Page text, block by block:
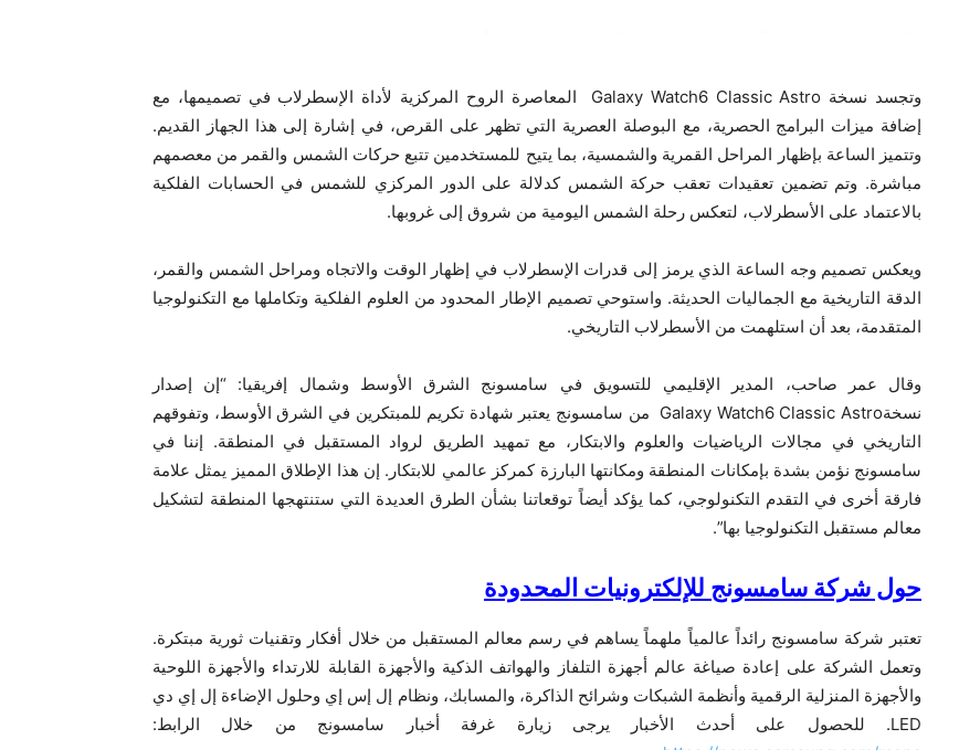
وتجسد نسخة Galaxy Watch6 Classic Astro المعاصرة الروح المركزية لأداة الإسطرلاب في تصميمها، مع
إضافة ميزات البرامج الحصرية، مع البوصلة العصرية التي تظهر على القرص، في إشارة إلى هذا الجهاز القديم.
وتتميز الساعة بإظهار المراحل القمرية والشمسية، بما يتيح للمستخدمين تتبع حركات الشمس والقمر من معصمهم
مباشرة. وتم تضمين تعقيدات تعقب حركة الشمس كدلالة على الدور المركزي للشمس في الحسابات الفلكية
بالاعتماد على الأسطرلاب، لتعكس رحلة الشمس اليومية من شروق إلى غروبها.
ويعكس تصميم وجه الساعة الذي يرمز إلى قدرات الإسطرلاب في إظهار الوقت والاتجاه ومراحل الشمس والقمر،
الدقة التاريخية مع الجماليات الحديثة. واستوحي تصميم الإطار المحدود من العلوم الفلكية وتكاملها مع التكنولوجيا
المتقدمة، بعد أن استلهمت من الأسطرلاب التاريخي.
وقال عمر صاحب، المدير الإقليمي للتسويق في سامسونج الشرق الأوسط وشمال إفريقيا: “إن إصدار
نسخةGalaxy Watch6 Classic Astro من سامسونج يعتبر شهادة تكريم للمبتكرين في الشرق الأوسط، وتفوقهم
التاريخي في مجالات الرياضيات والعلوم والابتكار، مع تمهيد الطريق لرواد المستقبل في المنطقة. إننا في
سامسونج نؤمن بشدة بإمكانات المنطقة ومكانتها البارزة كمركز عالمي للابتكار. إن هذا الإطلاق المميز يمثل علامة
فارقة أخرى في التقدم التكنولوجي، كما يؤكد أيضاً توقعاتنا بشأن الطرق العديدة التي ستنتهجها المنطقة لتشكيل
معالم مستقبل التكنولوجيا بها”.
حول شركة سامسونج للإلكترونيات المحدودة
تعتبر شركة سامسونج رائداً عالمياً ملهماً يساهم في رسم معالم المستقبل من خلال أفكار وتقنيات ثورية مبتكرة.
وتعمل الشركة على إعادة صياغة عالم أجهزة التلفاز والهواتف الذكية والأجهزة القابلة للارتداء والأجهزة اللوحية
والأجهزة المنزلية الرقمية وأنظمة الشبكات وشرائح الذاكرة، والمسابك، ونظام إل إس إي وحلول الإضاءة إل إي دي
LED. للحصول على أحدث الأخبار يرجى زيارة غرفة أخبار سامسونج من خلال الرابط: